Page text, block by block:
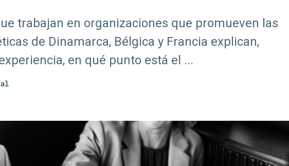
trabajan en organizaciones que promueven las
de Dinamarca, Bélgica y Francia explican,
en qué punto está el ...